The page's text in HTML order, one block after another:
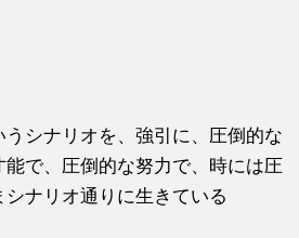
シナリオを、強引に、圧倒的な
で、圧倒的な努力で、時には圧
ナリオ通りに生きている